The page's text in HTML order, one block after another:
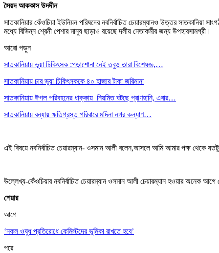
সৈয়দ আককাস উদদীন
সাতকানিয়ার কেঁওচিয়া ইউনিয়ন পরিষদের নবনির্বাচিত চেয়ারম্যানও উত্তর সাতকানিয়া
মধ্যে বিভিন্ন শ্রেনী পেশার মানুষ ছাড়াও রয়েছে দলীয় নেতাকর্মীর জন্য উপহারসামগ্রী।
আরো পড়ুন
সাতকানিয়ায় ভূয়া চিকিৎসক :পড়াশোনা নেই তবুও তারা বিশেষজ্ঞ,…
সাতকানিয়ায় চার ভুয়া চিকিৎসককে ৪০ হাজার টাকা জরিমানা
সাতকানিয়ায় ঈগল পরিবহনের ধাক্কায় নিয়মিত ঘটছে প্রাণহানি, এবার…
সাতকানিয়ায় বন্যায় ক্ষতিগ্রস্ত পরিবারে মদিনা নগর কল্যাণ…
এই বিষয়ে নবনির্বাচিত চেয়ারম্যান- ওসমান আলী বলেন,আসলে আমি আমার পক্ষ থেকে
উল্লেখ্য-কেঁওচিয়ার নবনির্বাচিত চেয়ারম্যান ওসমান আলী চেয়ারম্যান হওয়ার অনেক
শেয়ার
আগে
‘নকল ওষুধ প্রতিরোধে কেমিস্টদের ভূমিকা রাখতে হবে’
পরে